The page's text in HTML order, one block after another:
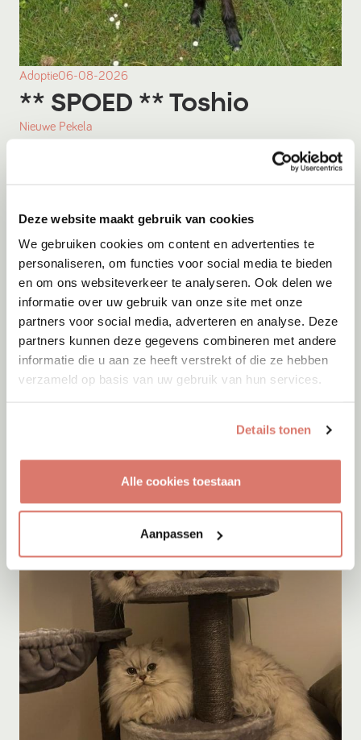
Deze website maakt gebruik van cookies
We gebruiken cookies om content en advertenties te
personaliseren, om functies voor social media te bieden
en om ons websiteverkeer te analyseren. Ook delen we
informatie over uw gebruik van onze site met onze
partners voor social media, adverteren en analyse. Deze
partners kunnen deze gegevens combineren met andere
informatie die u aan ze heeft verstrekt of die ze hebben
verzameld op basis van uw gebruik van hun services.
Details tonen
Alle cookies toestaan
Aanpassen
Adoptie06-08-2026
** SPOED ** Toshio
Nieuwe Pekela